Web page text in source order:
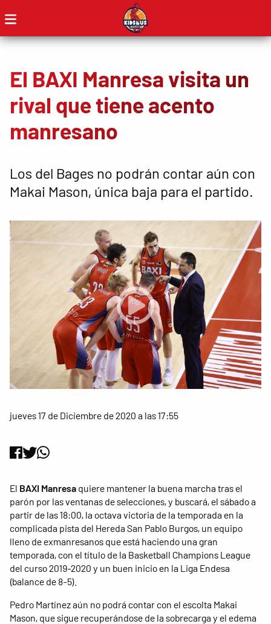
El BAXI Manresa visita un
rival que tiene acento
manresano
Los del Bages no podrán contar aún con
Makai Mason, única baja para el partido.
jueves 17 de Diciembre de 2020 a las 17:55
El BAXI Manresa quiere mantener la buena marcha tras el
parón por las ventanas de selecciones, y buscará, el sábado a
partir de las 18:00, la octava victoria de la temporada en la
complicada pista del Hereda San Pablo Burgos, un equipo
lleno de exmanresanos que está haciendo una gran
temporada, con el título de la Basketball Champions League
del curso 2019-2020 y un buen inicio en la Liga Endesa
(balance de 8-5).
Pedro Martínez aún no podrá contar con el escolta Makai
Mason, que sigue recuperándose de la sobrecarga y el edema